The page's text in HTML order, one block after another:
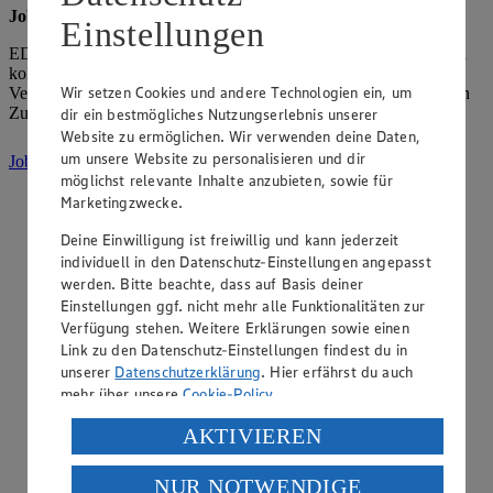
Jobs
EDEKA bietet dir Sicherheit, Entwicklungsmöglichkeiten und ein
kollegiales Miteinander. Werde Teil eines starken Teams mit
Verantwortung, Regionalität und echter Perspektive – heute und in
Zukunft.
Jobs ansehen (Link öffnet in neuem Fenster)
Einstellungen
Wir setzen Cookies und andere Technologien ein, um
dir ein bestmögliches Nutzungserlebnis unserer
Website zu ermöglichen. Wir verwenden deine Daten,
um unsere Website zu personalisieren und dir
möglichst relevante Inhalte anzubieten, sowie für
Marketingzwecke.
Deine Einwilligung ist freiwillig und kann jederzeit
individuell in den Datenschutz-Einstellungen angepasst
werden. Bitte beachte, dass auf Basis deiner
Einstellungen ggf. nicht mehr alle Funktionalitäten zur
Verfügung stehen. Weitere Erklärungen sowie einen
Link zu den Datenschutz-Einstellungen findest du in
unserer Datenschutzerklärung. Hier erfährst du auch
mehr über unsereCookie-Policy.
Verarbeitung deiner personenbezogenen Daten in den
USA durch Facebook und YouTube:
AKTIVIEREN
NUR NOTWENDIGE